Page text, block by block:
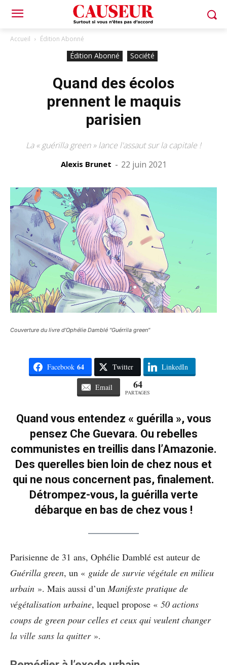
Accueil Édition Abonné
Édition Abonné Société
Quand des écolos
prennent le maquis
parisien
La « guérilla green » lance l'assaut sur la capitale !
Alexis Brunet - 22 juin 2021
Couverture du livre d'Ophélie Damblé "Guérrila green"
Facebook 64 Twitter LinkedIn
Email 64
PARTAGES
Quand vous entendez « guérilla », vous
pensez Che Guevara. Ou rebelles
communistes en treillis dans l’Amazonie.
Des querelles bien loin de chez nous et
qui ne nous concernent pas, finalement.
Détrompez-vous, la guérilla verte
débarque en bas de chez vous !
Parisienne de 31 ans, Ophélie Damblé est auteur de
Guérilla green, un « guide de survie végétale en milieu
urbain ». Mais aussi d’un Manifeste pratique de
végétalisation urbaine, lequel propose « 50 actions
coups de green pour celles et ceux qui veulent changer
la ville sans la quitter».